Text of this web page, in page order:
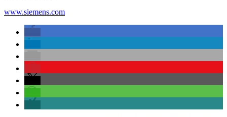
www.siemens.com